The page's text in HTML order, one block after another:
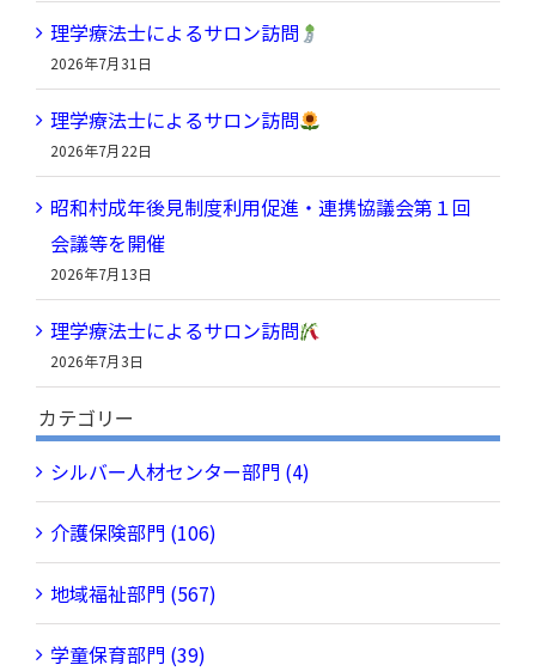
理学療法士によるサロン訪問
2026年7月31日
理学療法士によるサロン訪問
2026年7月22日
昭和村成年後見制度利用促進・連携協議会第１回
会議等を開催
2026年7月13日
理学療法士によるサロン訪問
2026年7月3日
カテゴリー
シルバー人材センター部門 (4)
介護保険部門 (106)
地域福祉部門 (567)
学童保育部門 (39)